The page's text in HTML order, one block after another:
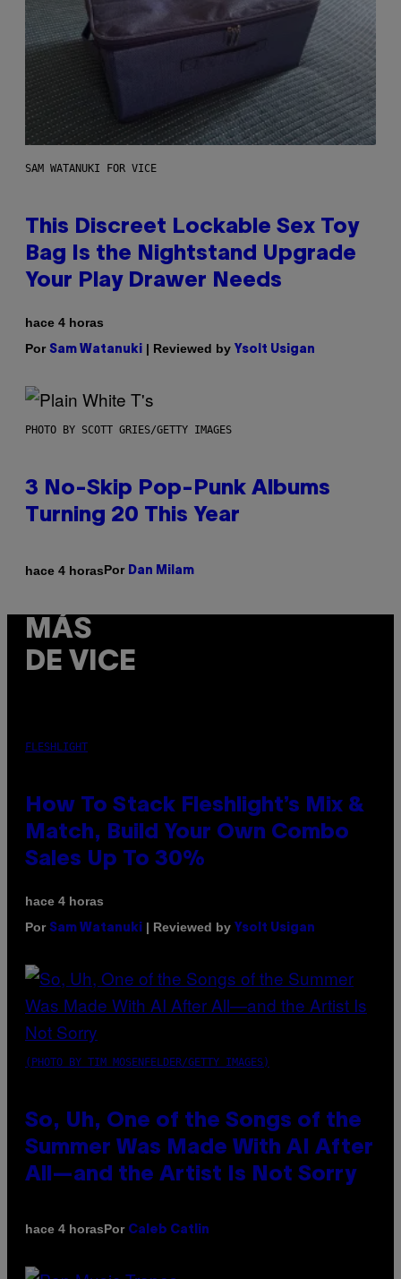
SAM WATANUKI FOR VICE
This Discreet Lockable Sex Toy
Bag Is the Nightstand Upgrade
Your Play Drawer Needs
hace 4 horas
Por Sam Watanuki | Reviewed by Ysolt Usigan
PHOTO BY SCOTT GRIES/GETTY IMAGES
3 No-Skip Pop-Punk Albums
Turning 20 This Year
hace 4 horasPor Dan Milam
MÁS
DE VICE
FLESHLIGHT
How To Stack Fleshlight’s Mix &
Match, Build Your Own Combo
Sales Up To 30%
hace 4 horas
Por Sam Watanuki | Reviewed by Ysolt Usigan
(PHOTO BY TIM MOSENFELDER/GETTY IMAGES)
So, Uh, One of the Songs of the
Summer Was Made With AI After
All—and the Artist Is Not Sorry
hace 4 horasPor Caleb Catlin